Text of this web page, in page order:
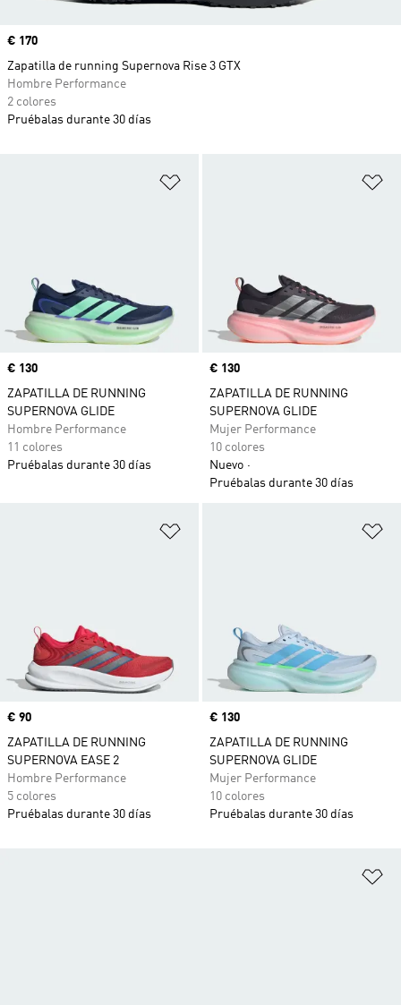
Precio
€ 130
ZAPATILLA DE RUNNING
SUPERNOVA GLIDE
Hombre Performance
11 colores
Pruébalas durante 30 días
Precio
€ 130
ZAPATILLA DE RUNNING
SUPERNOVA GLIDE
Mujer Performance
10 colores
Nuevo
Pruébalas durante 30 días
Precio
€ 90
ZAPATILLA DE RUNNING
SUPERNOVA EASE 2
Hombre Performance
5 colores
Pruébalas durante 30 días
Precio
€ 130
ZAPATILLA DE RUNNING
SUPERNOVA GLIDE
Mujer Performance
10 colores
Pruébalas durante 30 días
Precio
€ 170
Zapatilla de running Supernova Rise 3 GTX
Hombre Performance
2 colores
Pruébalas durante 30 días